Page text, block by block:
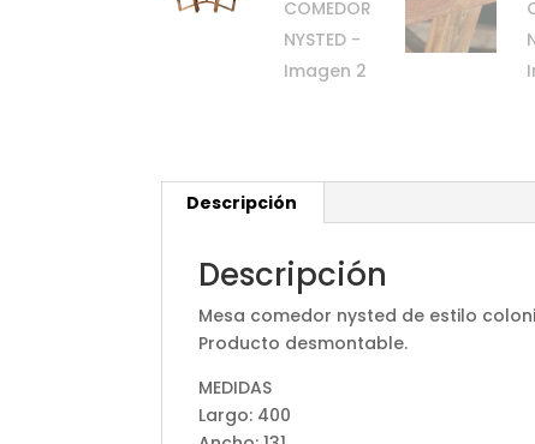
Descripción
Descripción
Mesa comedor nysted de estilo
Producto desmontable.
MEDIDAS
Largo: 400